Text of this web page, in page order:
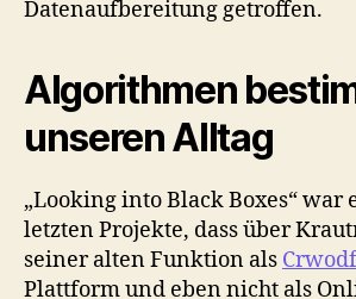
Datenaufbereitung getroffen.
Algorithmen
unseren Alltag
„Looking into Black Boxes“ war
letzten Projekte, dass über
seiner alten Funktion als
Plattform und eben nicht als